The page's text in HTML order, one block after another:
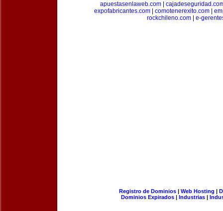
apuestasenlaweb.com
expofabricantes.com| comotenerexito.com|
rockchileno.com| e-
Registro de Dominios| Web Hosting |
Dominios Expirados | Industrias |